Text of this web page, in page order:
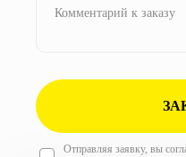
Отправляя заявку, вы